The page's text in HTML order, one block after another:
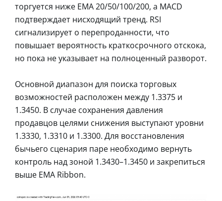
торгуется ниже EMA 20/50/100/200, а MACD
подтверждает нисходящий тренд. RSI
сигнализирует о перепроданности, что
повышает вероятность краткосрочного отскока,
но пока не указывает на полноценный разворот.
Основной диапазон для поиска торговых
возможностей расположен между 1.3375 и
1.3450. В случае сохранения давления
продавцов целями снижения выступают уровни
1.3330, 1.3310 и 1.3300. Для восстановления
бычьего сценария паре необходимо вернуть
контроль над зоной 1.3430–1.3450 и закрепиться
выше EMA Ribbon.